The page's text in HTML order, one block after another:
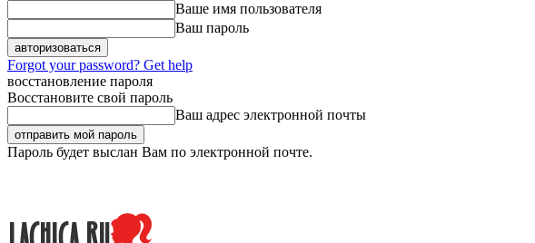
Ваше имя пользователя
Ваш пароль
Forgot your password? Get help
восстановление пароля
Восстановите свой пароль
Ваш адрес электронной почты
Пароль будет выслан Вам по электронной почте.